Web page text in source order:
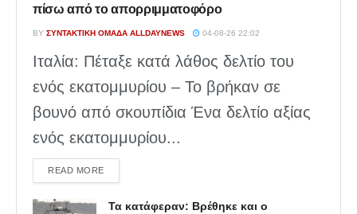
πίσω από το απορριμματοφόρο
BY ΣΥΝΤΑΚΤΙΚΉ ΟΜΆΔΑ ALLDAYNEWS 04-08-26 22:02
Ιταλία: Πέταξε κατά λάθος δελτίο του
ενός εκατομμυρίου – Το βρήκαν σε
βουνό από σκουπίδια Ένα δελτίο αξίας
ενός εκατομμυρίου...
READ MOREDETAILS
Τα κατάφεραν: Βρέθηκε και ο